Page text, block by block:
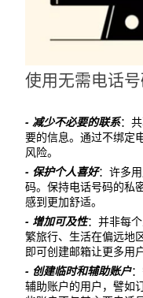
使用无需电话
- 减少不必要的联系：
要的信息。通过不绑定
风险。
- 保护个人喜好：许多
码。保持电话号码的私
感到更加舒适。
- 增加可及性：并非每
繁旅行、生活在偏远地
即可创建邮箱让更多用
- 创建临时和辅助账户
辅助账户的用户，譬如